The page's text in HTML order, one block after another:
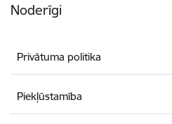
Noderīgi
Privātuma politika
Piekļūstamība